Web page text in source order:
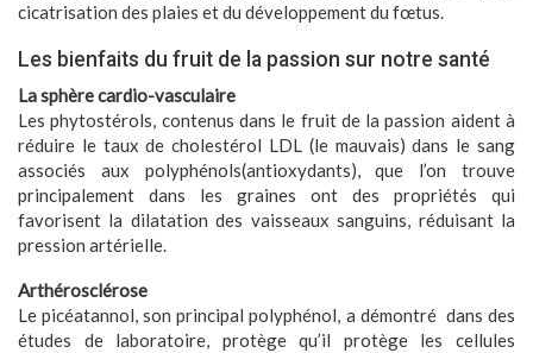
cicatrisation des plaies et du développement du fœtus.
Les bienfaits du fruit de la passion sur notre santé
La sphère cardio-vasculaire
Les phytostérols, contenus dans le fruit de la passion aident à
réduire le taux de cholestérol LDL (le mauvais) dans le sang
associés aux polyphénols(antioxydants), que l’on trouve
principalement dans les graines ont des propriétés qui
favorisent la dilatation des vaisseaux sanguins, réduisant la
pression artérielle.
Arthérosclérose
Le picéatannol, son principal polyphénol, a démontré dans des
études de laboratoire, protège qu’il protège les cellules